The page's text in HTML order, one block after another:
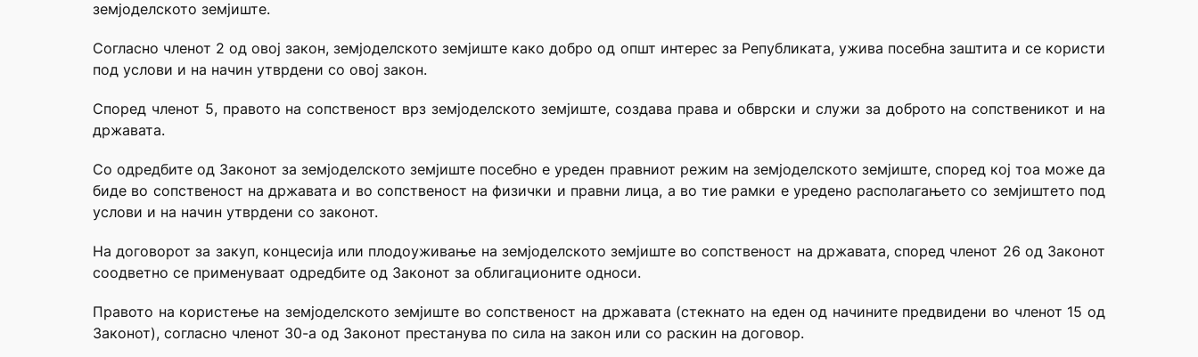
земјоделското земјиште.
Согласно членот 2 од овој закон, земјоделското земјиште како добро од општ интерес за Републиката, ужива посебна заштита и се користи
под услови и на начин утврдени со овој закон.
Според членот 5, правото на сопственост врз земјоделското земјиште, создава права и обврски и служи за доброто на сопственикот и на
државата.
Со одредбите од Законот за земјоделското земјиште посебно е уреден правниот режим на земјоделското земјиште, според кој тоа може да
биде во сопственост на државата и во сопственост на физички и правни лица, а во тие рамки е уредено располагањето со земјиштето под
услови и на начин утврдени со законот.
На договорот за закуп, концесија или плодоуживање на земјоделското земјиште во сопственост на државата, според членот 26 од Законот
соодветно се применуваат одредбите од Законот за облигационите односи.
Правото на користење на земјоделското земјиште во сопственост на државата (стекнато на еден од начините предвидени во членот 15 од
Законот), согласно членот 30-а од Законот престанува по сила на закон или со раскин на договор.